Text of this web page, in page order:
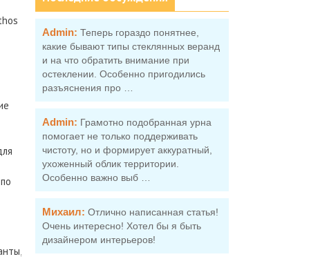
Admin: Теперь гораздо понятнее,
какие бывают типы стеклянных веранд
и на что обратить внимание при
остеклении. Особенно пригодились
разъяснения про …
Admin: Грамотно подобранная урна
помогает не только поддерживать
чистоту, но и формирует аккуратный,
ухоженный облик территории.
Особенно важно выб …
Михаил: Отлично написанная статья!
Очень интересно! Хотел бы я быть
дизайнером интерьеров!